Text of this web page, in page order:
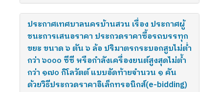
ประกาศเทศบาลนครบ้านสวน เรื่อง ประกาศผู้
ชนะการเสนอราคา ประกวดราคาซื้อรถบรรทุก
ขยะ ขนาด ๖ ตัน ๖ ล้อ ปริมาตรกระบอกสูบไม่ต่ำ
กว่า ๖๐๐๐ ซีซี หรือกำลังเครื่องยนต์สูงสุดไม่ต้ำ
กว่า ๑๗๐ กิโลวัตต์ แบบอัดท้ายจำนวน ๑ คัน
ด้วยวิธีประกวดราคาอิเล็กทรอนิกส์(e-bidding)